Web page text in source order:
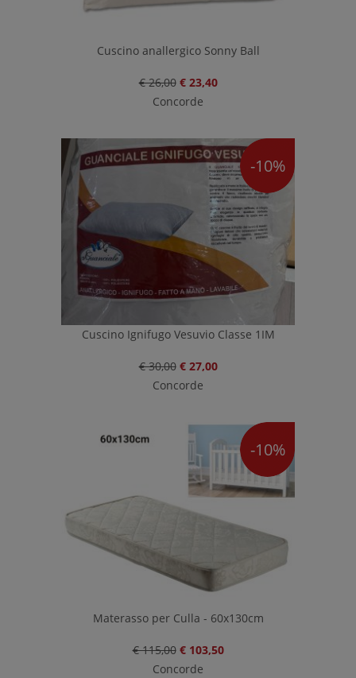
Cuscino anallergico Sonny Ball
€ 26,00 € 23,40
Concorde
-10%
Cuscino Ignifugo Vesuvio Classe 1IM
€ 30,00 € 27,00
Concorde
-10%
Materasso per Culla - 60x130cm
€ 115,00 € 103,50
Concorde